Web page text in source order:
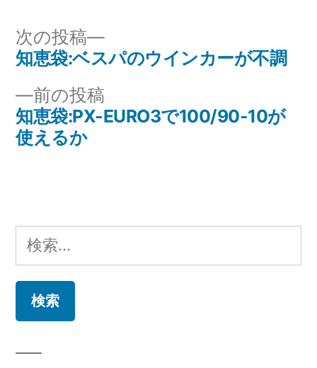
ー:
投
稿
ナ
ー
シ
ョ
ン
前の投稿
の
知恵袋:PX-EURO3で100/90-10が
使えるか
次の投稿
次
の
知恵袋:ベスパのウインカーが不調
検
索: